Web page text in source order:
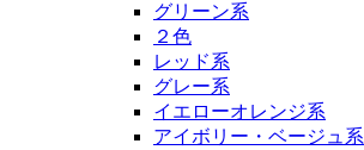
グリーン系
２色
レッド系
グレー系
イエローオレンジ系
アイボリー・ベージュ系